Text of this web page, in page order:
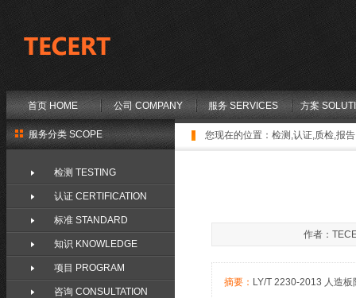
首页 HOME 公司 COMPANY 服务 SERVICES 方案
您现在的位置： 检测,认证,质检,报
作者：
摘要： LY/T 2230-2013 人造
服务分类 SCOPE
检测 TESTING
认证 CERTIFICATION
标准 STANDARD
知识 KNOWLEDGE
项目 PROGRAM
咨询 CONSULTATION